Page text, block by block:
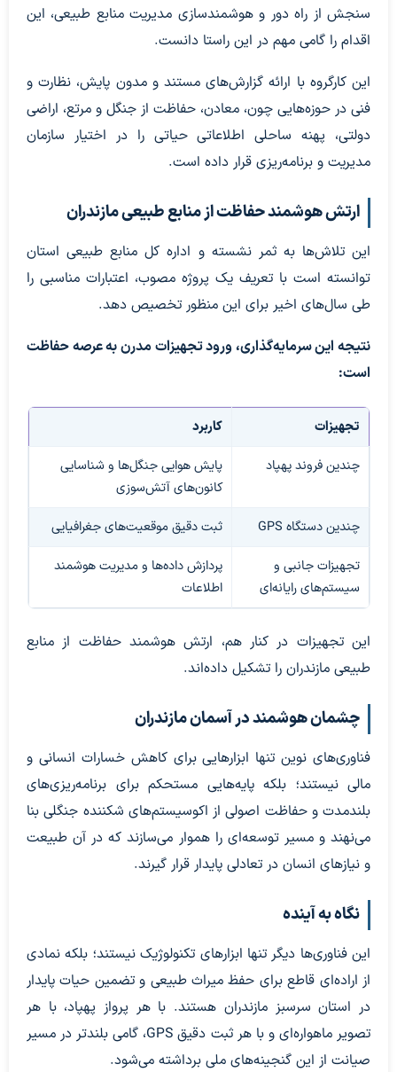
سنجش از راه دور و هوشمندسازی مدیریت منابع طبیعی، این
اقدام را گامی مهم در این راستا دانست.
این کارگروه با ارائه گزارش‌های مستند و مدون پایش، نظارت و
فنی در حوزه‌هایی چون، معادن، حفاظت از جنگل و مرتع، اراضی
دولتی، پهنه ساحلی اطلاعاتی حیاتی را در اختیار سازمان
مدیریت و برنامه‌ریزی قرار داده است.
ارتش هوشمند حفاظت از منابع طبیعی مازندران
این تلاش‌ها به ثمر نشسته و اداره کل منابع طبیعی استان
توانسته است با تعریف یک پروژه مصوب، اعتبارات مناسبی را
طی سال‌های اخیر برای این منظور تخصیص دهد.
نتیجه این سرمایه‌گذاری، ورود تجهیزات مدرن به عرصه حفاظت
است:
تجهیزات کاربرد
چندین فروند پهپاد
پایش هوایی جنگل‌ها و شناسایی
کانون‌های آتش‌سوزی
چندین دستگاه GPS ثبت دقیق موقعیت‌های جغرافیایی
تجهیزات جانبی و
سیستم‌های رایانه‌ای
پردازش داده‌ها و مدیریت هوشمند
اطلاعات
این تجهیزات در کنار هم، ارتش هوشمند حفاظت از منابع
طبیعی مازندران را تشکیل داده‌اند.
چشمان هوشمند در آسمان مازندران
فناوری‌های نوین تنها ابزارهایی برای کاهش خسارات انسانی و
مالی نیستند؛ بلکه پایه‌هایی مستحکم برای برنامه‌ریزی‌های
بلندمدت و حفاظت اصولی از اکوسیستم‌های شکننده جنگلی بنا
می‌نهند و مسیر توسعه‌ای را هموار می‌سازند که در آن طبیعت
و نیازهای انسان در تعادلی پایدار قرار گیرند.
نگاه به آینده
این فناوری‌ها دیگر تنها ابزارهای تکنولوژیک نیستند؛ بلکه نمادی
از اراده‌ای قاطع برای حفظ میراث طبیعی و تضمین حیات پایدار
در استان سرسبز مازندران هستند. با هر پرواز پهپاد، با هر
تصویر ماهواره‌ای و با هر ثبت دقیق GPS، گامی بلندتر در مسیر
صیانت از این گنجینه‌های ملی برداشته می‌شود.